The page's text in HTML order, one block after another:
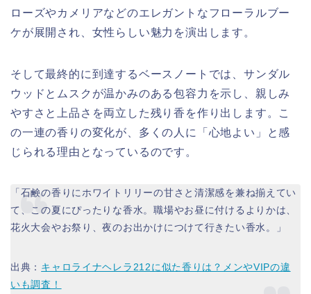
ローズやカメリアなどのエレガントなフローラルブー
ケが展開され、女性らしい魅力を演出します。
そして最終的に到達するベースノートでは、サンダル
ウッドとムスクが温かみのある包容力を示し、親しみ
やすさと上品さを両立した残り香を作り出します。こ
の一連の香りの変化が、多くの人に「心地よい」と感
じられる理由となっているのです。
「石鹸の香りにホワイトリリーの甘さと清潔感を兼ね揃えてい
て、この夏にぴったりな香水。職場やお昼に付けるよりかは、
花火大会やお祭り、夜のお出かけにつけて行きたい香水。」
出典： キャロライナヘレラ212に似た香りは？メンやVIPの違
いも調査！